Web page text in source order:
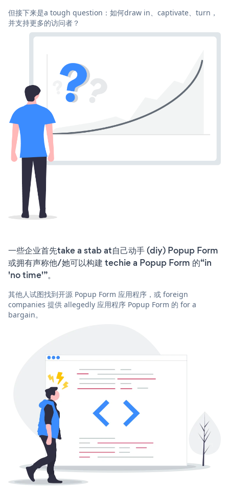
但接下来是a tough question：如何draw in、captivate、turn，
并支持更多的访问者？
一些企业首先take a stab at自己动手 (diy) Popup Form
或拥有声称他/她可以构建 techie a Popup Form 的“in
'no time'”。
其他人试图找到开源 Popup Form 应用程序，或 foreign
companies 提供 allegedly 应用程序 Popup Form 的 for a
bargain。